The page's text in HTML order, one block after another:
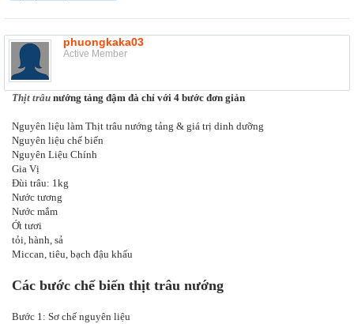
phuongkaka03
Active Member
Thịt trâu nướng tảng đậm đà chỉ với 4 bước đơn giản
Nguyên liệu làm Thịt trâu nướng tảng & giá trị dinh dưỡng
Nguyên liệu chế biến
Nguyên Liệu Chính
Gia Vị
Đùi trâu: 1kg
Nước tương
Nước mắm
Ớt tươi
tỏi, hành, sả
Miccan, tiêu, bạch đậu khấu
Các bước chế biến thịt trâu nướng
Bước 1: Sơ chế nguyên liệu